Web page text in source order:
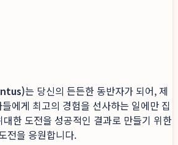
는 당신의 든든한 동반자가 되어, 제
에게 최고의 경험을 선사하는 일에만 집
한 도전을 성공적인 결과로 만들기 위한
전을 응원합니다.